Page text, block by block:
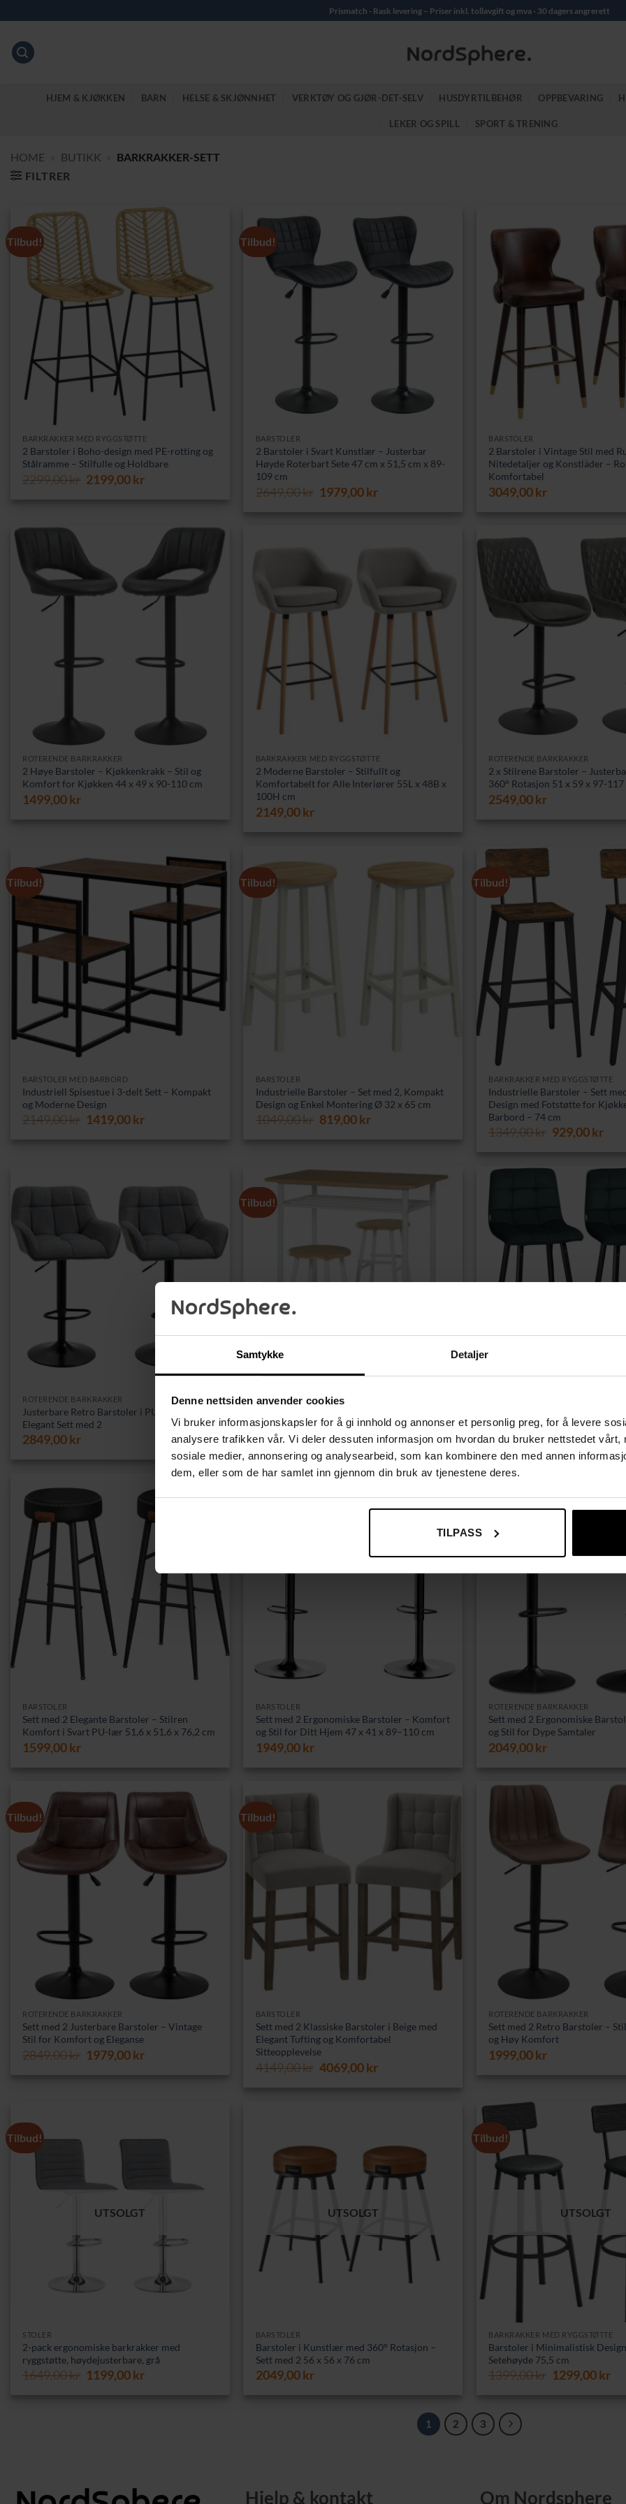
Samtykke Detaljer
Denne nettsiden anvender cookies
Vi bruker informasjonskapsler for å gi innhold og annonser et personlig preg, for å levere
analysere trafikken vår. Vi deler dessuten informasjon om hvordan du bruker nettstedet vårt,
sosiale medier, annonsering og analysearbeid, som kan kombinere den med annen
dem, eller som de har samlet inn gjennom din bruk av tjenestene deres.
TILPASS
to
content
Prismatch - Rask levering – Priser inkl. tollavgift og mva - 30 dagers angrerett
HJEM & KJØKKEN BARN HELSE & SKJØNNHET VERKTØY OG GJØR-DET-SELV HUSDYRTILBEHØR OPPBEVARING
LEKER OG SPILL SPORT & TRENING
HOME BUTIKK
BARKRAKKER-SETT
FILTRER
Tilbud!
BARKRAKKER MED RYGGSTØTTE
2 Barstoler i Boho-design med PE-rotting og
Stålramme – Stilfulle og Holdbare
2299,00kr Opprinnelig
2199,00krNåværende
Tilbud!
BARSTOLER
2 Barstoler i Svart Kunstlær – Justerbar
Høyde Roterbart Sete 47 cm x 51,5 cm x 89-
109 cm
2649,00kr Opprinnelig
1979,00krNåværende
BARSTOLER
2 Barstoler i Vintage Stil med
Nitedetaljer og Konstläder –
Komfortabel
3049,00kr
ROTERENDE BARKRAKKER
2 Høye Barstoler – Kjøkkenkrakk – Stil og
Komfort for Kjøkken 44 x 49 x 90-110 cm
1499,00kr
BARKRAKKER MED RYGGSTØTTE
2 Moderne Barstoler – Stilfullt og
Komfortabelt for Alle Interiører 55L x 48B x
100H cm
2149,00kr
ROTERENDE BARKRAKKER
2 x Stilrene Barstoler –
360° Rotasjon 51 x 59 x 97-117
2549,00kr
Tilbud!
BARSTOLER MED BARBORD
Industriell Spisestue i 3-delt Sett – Kompakt
og Moderne Design
2149,00kr Opprinnelig
1419,00krNåværende
Tilbud!
BARSTOLER
Industrielle Barstoler – Set med 2, Kompakt
Design og Enkel Montering Ø 32 x 65 cm
1049,00kr Opprinnelig
819,00krNåværende
Tilbud!
BARKRAKKER MED RYGGSTØTTE
Industrielle Barstoler – Sett
Design med Fotstøtte for
Barbord – 74 cm
1349,00kr Opprinnelig
1349,00 kr.
929,00kr
ROTERENDE BARKRAKKER
Justerbare Retro Barstoler i PU-lær –
Elegant Sett med 2
2849,00kr
Tilbud!
BARSTOLER MED BARBORD
for Små Stuer
1849,00kr Opprinnelig
pris
var:
1849,00 kr.
1499,00krNåværende
pris
er:
1499,00 kr.
Fotstøtte – Komfort og
1749,00kr
BARSTOLER
Sett med 2 Elegante Barstoler – Stilren
Komfort i Svart PU-lær 51,6 x 51,6 x 76,2 cm
1599,00kr
BARSTOLER
Sett med 2 Ergonomiske Barstoler – Komfort
og Stil for Ditt Hjem 47 x 41 x 89–110 cm
1949,00kr
ROTERENDE BARKRAKKER
Sett med 2 Ergonomiske
og Stil for Dype Samtaler
2049,00kr
Tilbud!
ROTERENDE BARKRAKKER
Sett med 2 Justerbare Barstoler – Vintage
Stil for Komfort og Eleganse
2849,00kr Opprinnelig
1979,00krNåværende
Tilbud!
BARSTOLER
Sett med 2 Klassiske Barstoler i Beige med
Elegant Tufting og Komfortabel
Sitteopplevelse
4149,00kr Opprinnelig
4069,00krNåværende
ROTERENDE BARKRAKKER
Sett med 2 Retro Barstoler –
og Høy Komfort
1999,00kr
Tilbud!
UTSOLGT
STOLER
2-pack ergonomiske barkrakker med
ryggstøtte, høydejusterbare, grå
1649,00kr Opprinnelig
1199,00krNåværende
UTSOLGT
BARSTOLER
Barstoler i Kunstlær med 360° Rotasjon –
Sett med 2 56 x 56 x 76 cm
2049,00kr
Tilbud!
UTSOLGT
BARKRAKKER MED RYGGSTØTTE
Barstoler i Minimalistisk
Setehøyde 75,5 cm
1399,00kr Opprinnelig
1299,00kr
1 2 3
Hjelp & kontakt Om Nordsphere